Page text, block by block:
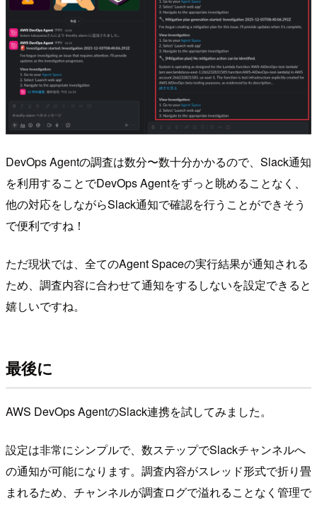
DevOps Agentの調査は数分〜数十分かかるので、Slack通知
を利用することでDevOps Agentをずっと眺めることなく、
他の対応をしながらSlack通知で確認を行うことができそう
で便利ですね！
ただ現状では、全てのAgent Spaceの実行結果が通知される
ため、調査内容に合わせて通知をするしないを設定できると
嬉しいですね。
最後に
AWS DevOps AgentのSlack連携を試してみました。
設定は非常にシンプルで、数ステップでSlackチャンネルへ
の通知が可能になります。調査内容がスレッド形式で折り畳
まれるため、チャンネルが調査ログで溢れることなく管理で